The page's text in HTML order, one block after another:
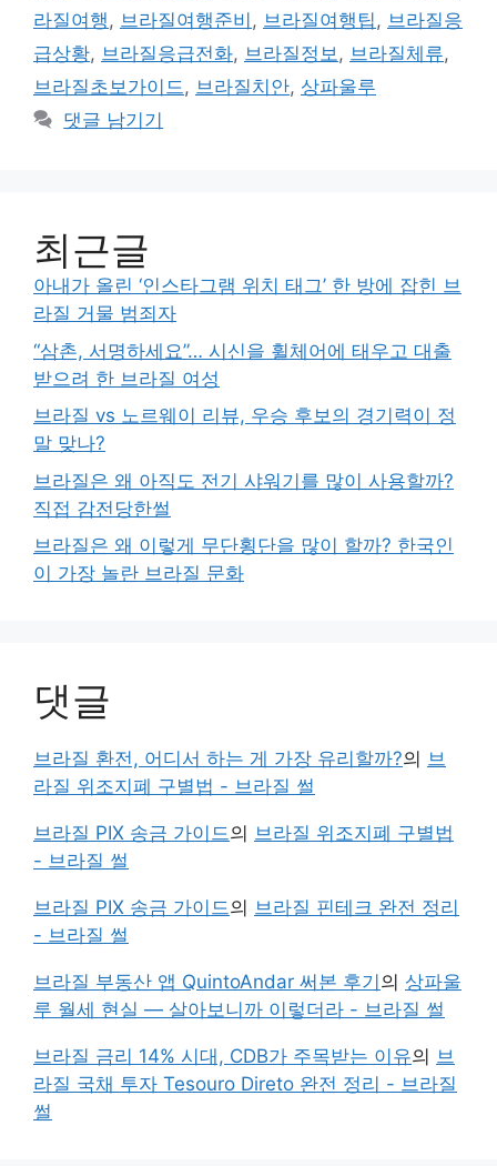
라질여행, 브라질여행준비 , 브라질여행팁, 브라질응
급상황, 브라질응급전화, 브라질정보, 브라질체류,
브라질초보가이드, 브라질치안, 상파울루
댓글 남기기
최근글
아내가 올린 ‘인스타그램 위치 태그’ 한 방에 잡힌 브
라질 거물 범죄자
“삼촌, 서명하세요”… 시신을 휠체어에 태우고 대출
받으려 한 브라질 여성
브라질 vs 노르웨이 리뷰, 우승 후보의 경기력이 정
말 맞나?
브라질은 왜 아직도 전기 샤워기를 많이 사용할까?
직접 감전당한썰
브라질은 왜 이렇게 무단횡단을 많이 할까? 한국인
이 가장 놀란 브라질 문화
댓글
브라질 환전, 어디서 하는 게 가장 유리할까?의 브
라질 위조지폐 구별법 - 브라질 썰
브라질 PIX 송금 가이드의 브라질 위조지폐 구별법
- 브라질 썰
브라질 PIX 송금 가이드의 브라질 핀테크 완전 정리
- 브라질 썰
브라질 부동산 앱 QuintoAndar 써본 후기 의 상파울
루 월세 현실 — 살아보니까 이렇더라 - 브라질 썰
브라질 금리 14% 시대, CDB가 주목받는 이유의 브
라질 국채 투자 Tesouro Direto 완전 정리 - 브라질
썰